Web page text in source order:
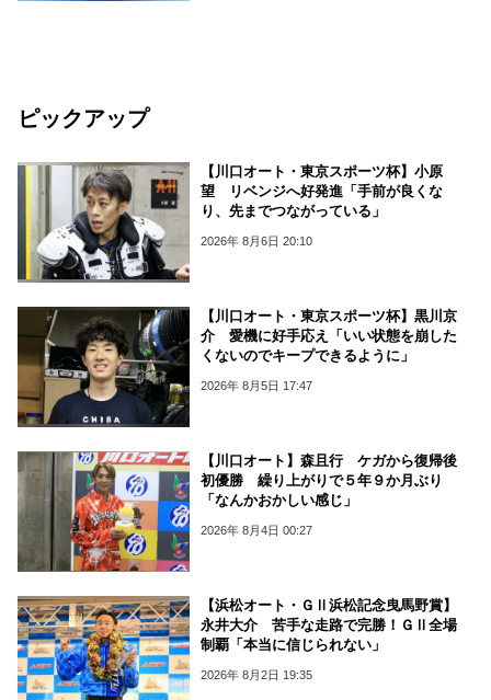
ピックアップ
【川口オート・東京スポーツ杯】小原
望 リベンジへ好発進「手前が良くな
り、先までつながっている」
2026年 8月6日 20:10
【川口オート・東京スポーツ杯】黒川京
介 愛機に好手応え「いい状態を崩した
くないのでキープできるように」
2026年 8月5日 17:47
【川口オート】森且行 ケガから復帰後
初優勝 繰り上がりで５年９か月ぶり
「なんかおかしい感じ」
2026年 8月4日 00:27
【浜松オート・ＧⅡ浜松記念曳馬野賞】
永井大介 苦手な走路で完勝！ＧⅡ全場
制覇「本当に信じられない」
2026年 8月2日 19:35